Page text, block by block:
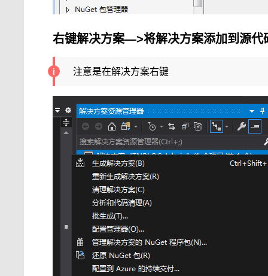
右键解决方案—>将解决方案添加到源代
注意是在解决方案右键